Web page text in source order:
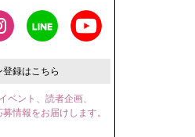
登録はこちら
ベント、読者企画、
情報をお届けします。